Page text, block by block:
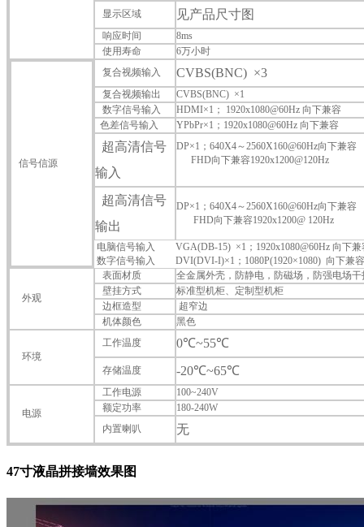
显示区域
见产品尺寸图
响应时间 8ms
使用寿命
6万小时
信号信源
复合视频输入 CVBS(BNC) ×3
复合视频输出
CVBS(BNC) ×1
数字信号输入
HDMI×1； 1920x1080@60Hz 向下兼容
色差信号输入
YPbPr×1；1920x1080@60Hz 向下兼容
超高清信号
输入
DP×1 ； 640X4～2560X160@60Hz向下兼容
FHD向下兼容1920x1200@120Hz
超高清信号
输出
DP×1 ； 640X4～2560X160@60Hz向下兼容
FHD向下兼容1920x1200@ 120Hz
电脑信号输入
VGA(DB-15) ×1；1920x1080@60Hz 向下兼
数字信号输入
DVI(DVI-I)×1；1080P(1920×1080) 向下兼容
外观
表面材质
全金属外壳，防静电，防磁场，防强电场干
壁挂方式
标准型机柜、定制型机柜
边框造型
超窄边
机体颜色
黑色
环境
工作温度 0℃~55℃
存储温度 -20℃~65℃
电源
工作电源
100~240V
额定功率
180-240W
内置喇叭
无
47寸液晶拼接墙效果图